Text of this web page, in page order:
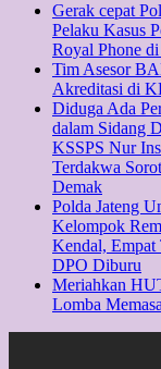
Gerak cepat
Pelaku Kasus
Royal Phone
Tim Asesor
Akreditasi di
Diduga Ada
dalam Sidang
KSSPS Nur
Terdakwa
Demak
Polda Jateng
Kelompok
Kendal, Empat
DPO Diburu
Meriahkan
Lomba